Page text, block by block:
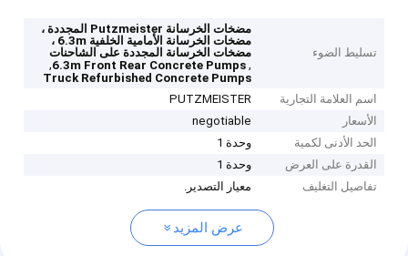
تسليط الضوء
مضخات الخرسانة Putzmeister المجددة ،
مضخات الخرسانة الأمامية الخلفية 6.3m ،
مضخات الخرسانة المجددة على الشاحنات
,
6.3m Front Rear Concrete Pumps
,
Truck Refurbished Concrete Pumps
اسم العلامة التجارية
PUTZMEISTER
الأسعار
negotiable
الحد الأدنى لكمية
وحدة 1
القدرة على العرض
وحدة 1
تفاصيل التغليف
معيار التصدير.
عرض المزيد